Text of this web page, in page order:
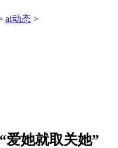
ai动态 >
爱她就取关她”